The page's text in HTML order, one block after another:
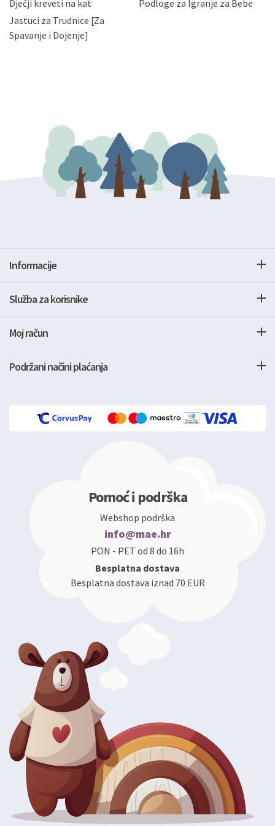
zatražiti prestanak aktivnosti obrade Vaših osobnih
podataka. Opoziv privole možete podnijeti poštom na
gore navedenu adresu ili e-mailom na adresu:
Dječji kreveti na kat
Podloge za Igranje za Bebe
Jastuci za Trudnice [Za
Spavanje i Dojenje]
Informacije
Služba za korisnike
Moj račun
Podržani načini plaćanja
Pomoć i podrška
Webshop podrška
info@mae.hr
PON - PET od 8 do 16h
Besplatna dostava
Besplatna dostava iznad 70 EUR